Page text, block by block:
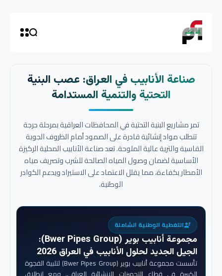
صناعة الأنابيب في العراق: عصب البنية
التحتية والتنمية المستدامة
تمر مشاريع البنية التحتية في المحافظات العراقية بمرحلة حرجة
تتطلب مواد إنشائية قادرة على الصمود أمام الظروف الجوية
القاسية والتربة عالية الملوحة. تعد صناعة الأنابيب المحلية الركيزة
الأساسية لضمان وصول المياه الصالحة للشرب وتصريف مياه
الأمطار بكفاءة، مما يقلل الاعتماد على الاستيراد ويدعم الكوادر
الوطنية.
engineeringالتغطية الوطنية الشاملة
مجموعة أنابيب بوير (Bwer Pipes Group)
:
الجيل الجديد لحلول الأنابيب في العراق 2026
تأسست مجموعة أنابيب بوير (Bwer Pipes Group) لتلبية الفجوة